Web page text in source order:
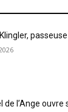
de l’Ange ouvre